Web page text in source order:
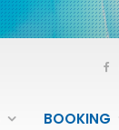
BOOKING